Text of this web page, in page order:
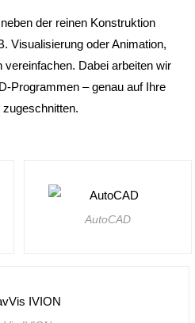
der reinen Konstruk­tion
Visua­li­sie­rung oder Anima­tion,
Dabei arbeiten wir
Programmen – genau auf Ihre
zuge­schnitten.
AutoCAD